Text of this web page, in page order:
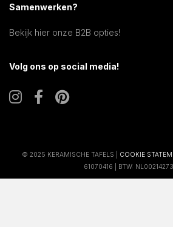
Samenwerken?
Bekijk hier onze B2B opties!
Volg ons op social media!
© 2025 KERAMISCHE TAFELS | COOKIE
61070416 | BTW: